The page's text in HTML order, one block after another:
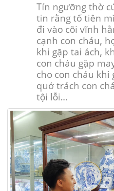
Tín ngưỡng thờ
tin rằng tổ tiên
đi vào cõi vĩnh
cạnh con cháu,
khi gặp tai ách,
con cháu gặp
cho con cháu khi
quở trách con
tội lỗi…